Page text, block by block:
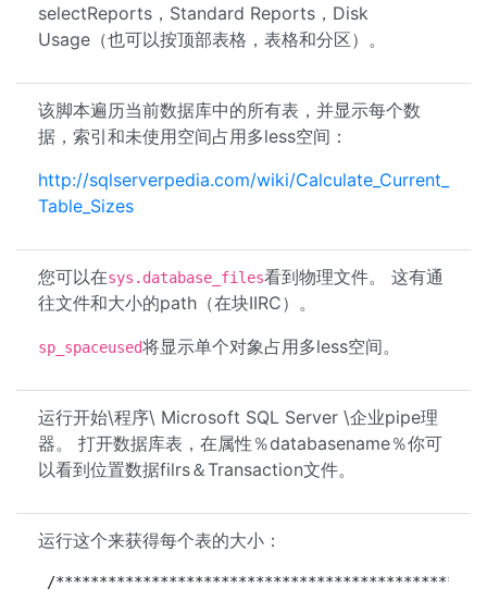
selectReports，Standard Reports，Disk
Usage（也可以按顶部表格，表格和分区）。
该脚本遍历当前数据库中的所有表，并显示每个数
据，索引和未使用空间占用多less空间：
http://sqlserverpedia.com/wiki/Calculate_Current_
Table_Sizes
您可以在sys.database_files看到物理文件。 这有通
往文件和大小的path（在块IIRC）。
sp_spaceused将显示单个对象占用多less空间。
运行开始\程序\ Microsoft SQL Server \企业pipe理
器。 打开数据库表，在属性％databasename％你可
以看到位置数据filrs＆Transaction文件。
运行这个来获得每个表的大小：
/